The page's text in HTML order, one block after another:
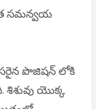
సమన్వయ
సరైన పొజిషన్ లోకి
శిశువు యొక్క